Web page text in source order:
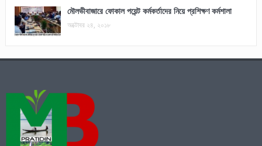
মৌলভীবাজারে ফোকাল পয়েন্ট কর্মকর্তাদের নিয়ে প্রশিক্ষণ কর্মশালা
অক্টোবর ২৪, ২০১৮